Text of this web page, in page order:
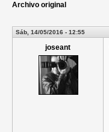
Archivo original
Sáb, 14/05/2016 - 12:55
joseant